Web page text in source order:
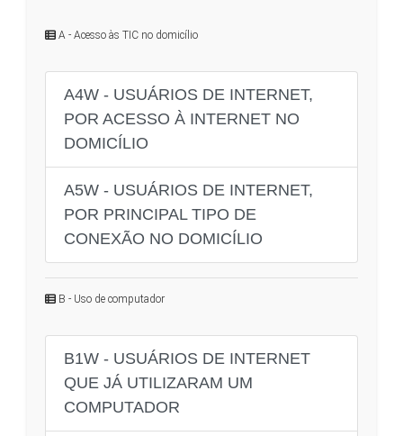
A - Acesso às TIC no domicílio
A4W - USUÁRIOS DE INTERNET,
POR ACESSO À INTERNET NO
DOMICÍLIO
A5W - USUÁRIOS DE INTERNET,
POR PRINCIPAL TIPO DE
CONEXÃO NO DOMICÍLIO
B - Uso de computador
B1W - USUÁRIOS DE INTERNET
QUE JÁ UTILIZARAM UM
COMPUTADOR